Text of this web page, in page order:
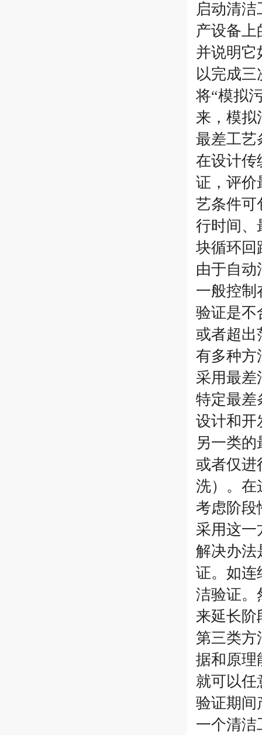
启动清洁
产设备上
并说明它
以完成
将“模拟
来，模拟
最差工艺
在设计传
证，评价
艺条件可
行时间、
块循环回
由于自
一般控制
验证是不
或者超出
有多种方
采用最差
特定最差
设计和开
另一类
或者仅进
洗）。在
考虑阶段
采用这一
解决办法
证。如连
洁验证。
来延长阶
第三类方
据和原理
就可以任
验证期间
一个清洁